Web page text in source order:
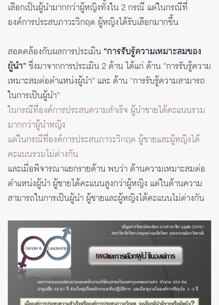
เลือกเป็นผู้นำมากกว่าผู้หญิงทั้งใน 2 กรณี แต่ในกรณีที่
องค์การประสบภาวะวิกฤต ผู้หญิงได้รับเลือกมากขึ้น
สอดคล้องกับผลการประเมิน“การรับรู้ความเหมาะสมของ
ผู้นำ”ซึ่งมาจากการประเมิน 2 ด้าน ได้แก่ ด้าน “การรับรู้ความ
เหมาะสมต่อตำแหน่งผู้นำ” และ ด้าน “การรับรู้ความสามารถ
ในการเป็นผู้นำ”
ในกรณีที่องค์การประสบความสำเร็จ ผู้นำชายได้คะแนนรวม
มากกว่าผู้นำหญิง
แต่ในกรณีที่องค์การประสบภาวะวิกฤต ผู้ชายและผู้หญิงได้
คะแนนรวมไม่ต่างกัน
และเมื่อพิจารณาแยกรายด้าน พบว่า ด้านความเหมาะสมต่อ
ตำแหน่งผู้นำ ผู้ชายได้คะแนนสูงกว่าผู้หญิง แต่ในด้านความ
สามารถในการเป็นผู้นำ ผู้ชายและผู้หญิงได้คะแนนไม่ต่างกัน